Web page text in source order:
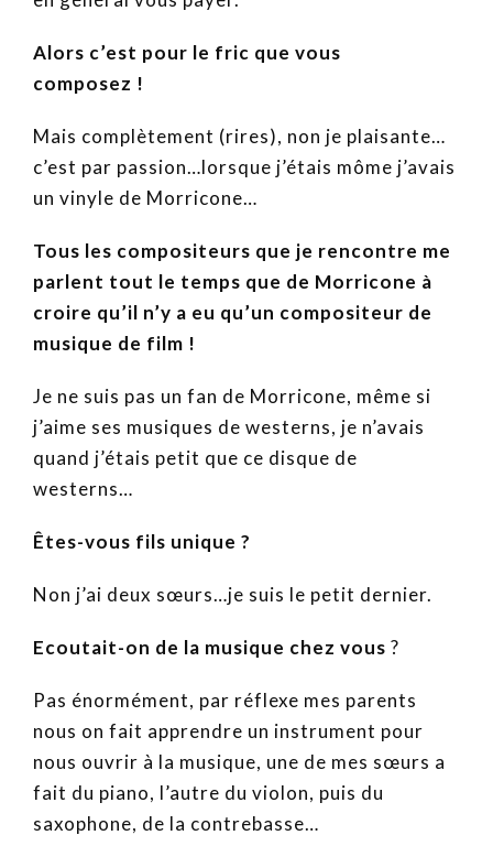
Alors c’est pour le fric que vous
composez !
Mais complètement (rires), non je plaisante…
c’est par passion…lorsque j’étais môme j’avais
un vinyle de Morricone…
Tous les compositeurs que je rencontre me
parlent tout le temps que de Morricone à
croire qu’il n’y a eu qu’un compositeur de
musique de film !
Je ne suis pas un fan de Morricone, même si
j’aime ses musiques de westerns, je n’avais
quand j’étais petit que ce disque de
westerns…
Êtes-vous fils unique ?
Non j’ai deux sœurs…je suis le petit dernier.
Ecoutait-on de la musique chez vous ?
Pas énormément, par réflexe mes parents
nous on fait apprendre un instrument pour
nous ouvrir à la musique, une de mes sœurs a
fait du piano, l’autre du violon, puis du
saxophone, de la contrebasse…